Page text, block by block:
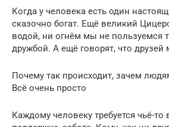
Когда у человека есть один
сказочно богат. Ещё великий
водой, ни огнём мы не пользуемся
дружбой. А ещё говорят, что друзей
Почему так происходит, зачем
Всё очень просто
Каждому человеку требуется чьё-то